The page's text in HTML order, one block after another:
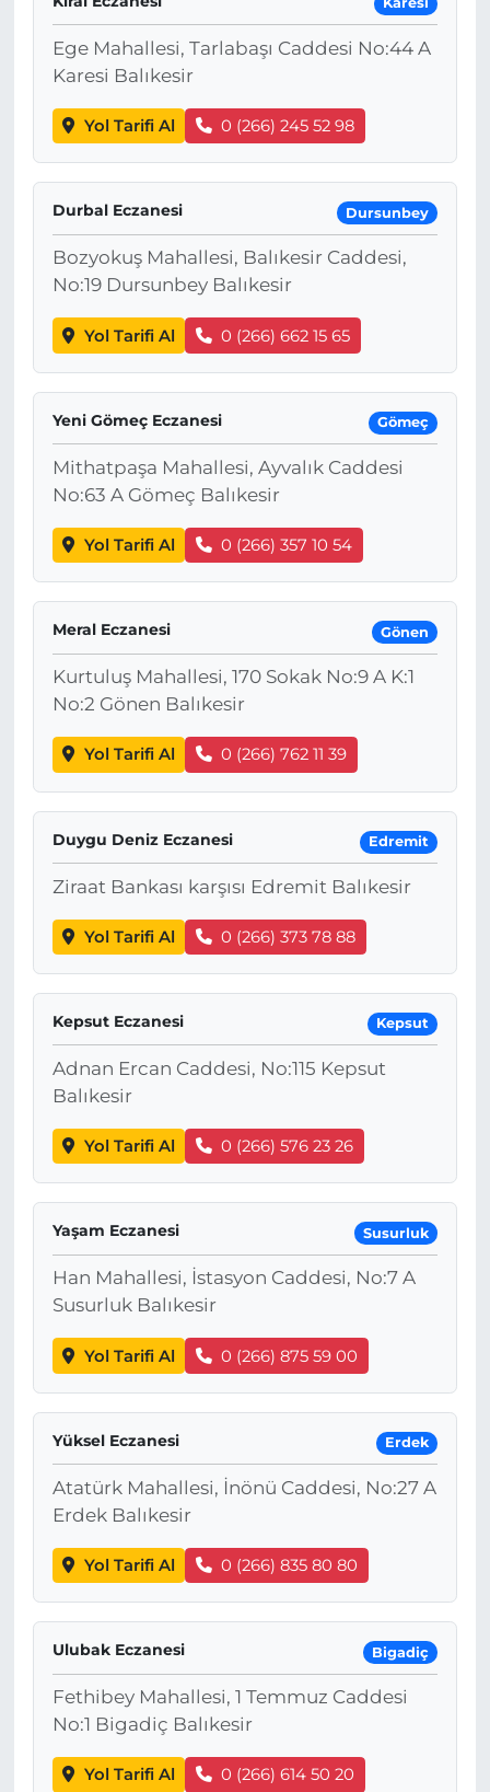
Ege Mahallesi, Tarlabaşı Caddesi No:44 A
Karesi Balıkesir
Yol Tarifi Al 0 (266) 245 52 98
Durbal Eczanesi Dursunbey
Bozyokuş Mahallesi, Balıkesir Caddesi,
No:19 Dursunbey Balıkesir
Yol Tarifi Al 0 (266) 662 15 65
Yeni Gömeç Eczanesi Gömeç
Mithatpaşa Mahallesi, Ayvalık Caddesi
No:63 A Gömeç Balıkesir
Yol Tarifi Al 0 (266) 357 10 54
Meral Eczanesi Gönen
Kurtuluş Mahallesi, 170 Sokak No:9 A K:1
No:2 Gönen Balıkesir
Yol Tarifi Al 0 (266) 762 11 39
Duygu Deniz Eczanesi Edremit
Ziraat Bankası karşısı Edremit Balıkesir
Yol Tarifi Al 0 (266) 373 78 88
Kepsut Eczanesi Kepsut
Adnan Ercan Caddesi, No:115 Kepsut
Balıkesir
Yol Tarifi Al 0 (266) 576 23 26
Yaşam Eczanesi Susurluk
Han Mahallesi, İstasyon Caddesi, No:7 A
Susurluk Balıkesir
Yol Tarifi Al 0 (266) 875 59 00
Yüksel Eczanesi Erdek
Atatürk Mahallesi, İnönü Caddesi, No:27 A
Erdek Balıkesir
Yol Tarifi Al 0 (266) 835 80 80
Ulubak Eczanesi Bigadiç
Fethibey Mahallesi, 1 Temmuz Caddesi
No:1 Bigadiç Balıkesir
Yol Tarifi Al 0 (266) 614 50 20